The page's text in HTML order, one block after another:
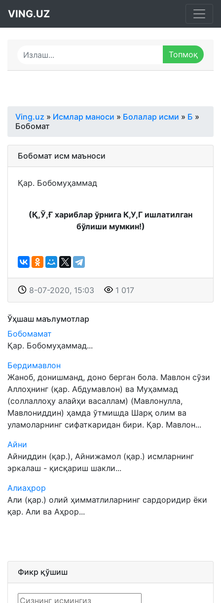
VING.UZ
Ving.uz » Исмлар маноси » Болалар исми » Б »
Бобомат
Бобомат исм маъноси
Қар. Бобомуҳаммад
(Қ,Ў,Ғ хариблар ўрнига К,У,Г ишлатилган
бўлиши мумкин!)
8-07-2020, 15:03 1 017
Ўҳшаш маълумотлар
Бобомамат
Қар. Бобомуҳаммад...
Бердимавлон
Жаноб, донишманд, доно берган бола. Мавлон сўзи
Аллоҳнинг (қар. Абдумавлон) ва Муҳаммад
(соллаллоҳу алайҳи васаллам) (Мавлонулла,
Мавлониддин) ҳамда ўтмишда Шарқ олим ва
уламоларнинг сифаткаридан бири. Қар. Мавлон...
Айни
Айниддин (қар.), Айнижамол (қар.) исмларнинг
эркалаш - қисқариш шакли...
Алиаҳрор
Али (қар.) олий ҳимматлиларнинг сардоридир ёки
қар. Али ва Аҳрор...
Фикр қўшиш